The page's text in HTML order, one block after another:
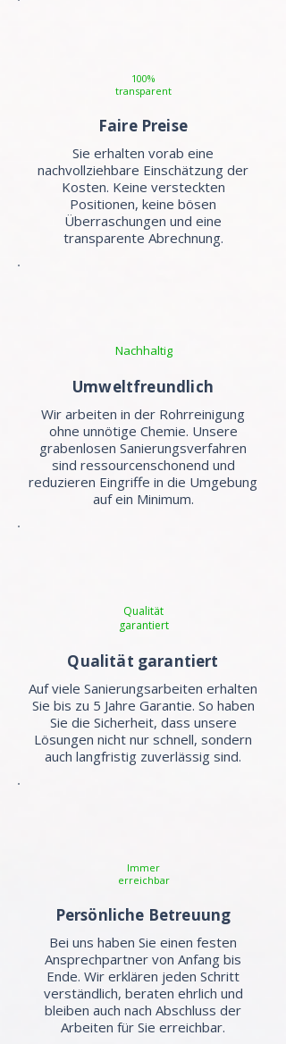
100%
transparent
Faire Preise
Sie erhalten vorab eine
nachvollziehbare Einschätzung der
Kosten. Keine versteckten
Positionen, keine bösen
Überraschungen und eine
transparente Abrechnung.
Nachhaltig
Umweltfreundlich
Wir arbeiten in der Rohrreinigung
ohne unnötige Chemie. Unsere
grabenlosen Sanierungsverfahren
sind ressourcenschonend und
reduzieren Eingriffe in die Umgebung
auf ein Minimum.
Qualität
garantiert
Qualität garantiert
Auf viele Sanierungsarbeiten erhalten
Sie bis zu 5 Jahre Garantie. So haben
Sie die Sicherheit, dass unsere
Lösungen nicht nur schnell, sondern
auch langfristig zuverlässig sind.
Immer
erreichbar
Persönliche Betreuung
Bei uns haben Sie einen festen
Ansprechpartner von Anfang bis
Ende. Wir erklären jeden Schritt
verständlich, beraten ehrlich und
bleiben auch nach Abschluss der
Arbeiten für Sie erreichbar.